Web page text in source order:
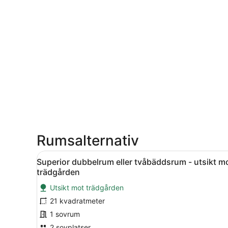
Rumsalternativ
Öppna
alla
foton
för
Superior
dubbelrum
En snyggt bäddad säng
2
Superior dubbelrum eller tvåbäddsrum - utsikt
trädgården
Utsikt mot trädgården
21 kvadratmeter
1 sovrum